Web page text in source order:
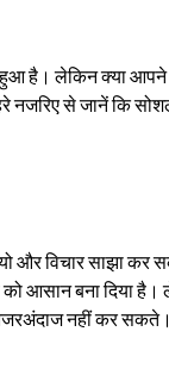
है। लेकिन क्या आपने
नजरिए से जानें कि
और विचार साझा
को आसान बना दिया
नहीं कर सकते।